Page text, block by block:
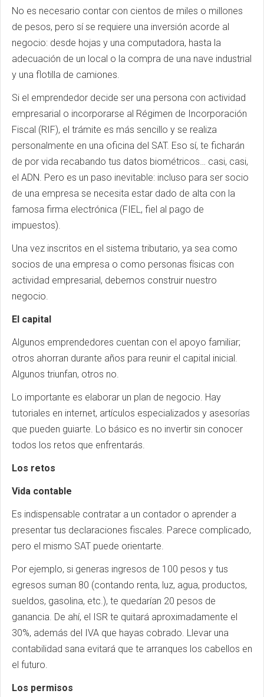
No es necesario contar con cientos de miles o millones
de pesos, pero sí se requiere una inversión acorde al
negocio: desde hojas y una computadora, hasta la
adecuación de un local o la compra de una nave industrial
y una flotilla de camiones.
Si el emprendedor decide ser una persona con actividad
empresarial o incorporarse al Régimen de Incorporación
Fiscal (RIF), el trámite es más sencillo y se realiza
personalmente en una oficina del SAT. Eso sí, te ficharán
de por vida recabando tus datos biométricos… casi, casi,
el ADN. Pero es un paso inevitable: incluso para ser socio
de una empresa se necesita estar dado de alta con la
famosa firma electrónica (FIEL, fiel al pago de
impuestos).
Una vez inscritos en el sistema tributario, ya sea como
socios de una empresa o como personas físicas con
actividad empresarial, debemos construir nuestro
negocio.
El capital
Algunos emprendedores cuentan con el apoyo familiar;
otros ahorran durante años para reunir el capital inicial.
Algunos triunfan, otros no.
Lo importante es elaborar un plan de negocio. Hay
tutoriales en internet, artículos especializados y asesorías
que pueden guiarte. Lo básico es no invertir sin conocer
todos los retos que enfrentarás.
Los retos
Vida contable
Es indispensable contratar a un contador o aprender a
presentar tus declaraciones fiscales. Parece complicado,
pero el mismo SAT puede orientarte.
Por ejemplo, si generas ingresos de 100 pesos y tus
egresos suman 80 (contando renta, luz, agua, productos,
sueldos, gasolina, etc.), te quedarían 20 pesos de
ganancia. De ahí, el ISR te quitará aproximadamente el
30%, además del IVA que hayas cobrado. Llevar una
contabilidad sana evitará que te arranques los cabellos en
el futuro.
Los permisos